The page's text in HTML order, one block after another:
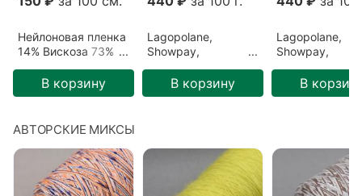
Нейлоновая пленка
14% Вискоза 73%
В корзину
Lagopolane,
Showpay,
Иные волокна/
Пайетки, Розовый/
В корзину
Lagopolane,
Showpay,
Иные волокна/
Пайетки,
В
АВТОРСКИЕ МИКСЫ